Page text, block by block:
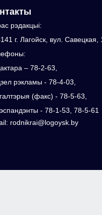
рэдакцыi:
г. Лагойск, вул. Савецкая,
– 78-2-63,
рэкламы - 78-4-03,
(факс) - 78-5-63,
- 78-1-53, 78-5-61
rodnikrai@logoysk.by